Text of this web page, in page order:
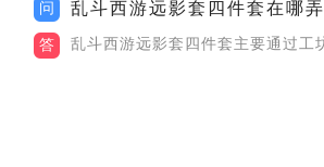
问 乱斗西游远影套四件套在哪弄
答